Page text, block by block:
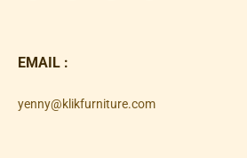
EMAIL :
yenny@klikfurniture.com